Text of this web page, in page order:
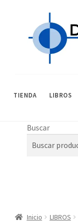
TIENDA LIBROS
Buscar
Inicio LIBROS